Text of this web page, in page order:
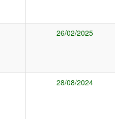
26/02/2025
28/08/2024